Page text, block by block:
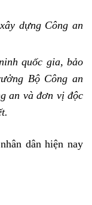
dựng Công an
quốc gia, bảo
Bộ Công an
an và đơn vị độc
dân hiện nay